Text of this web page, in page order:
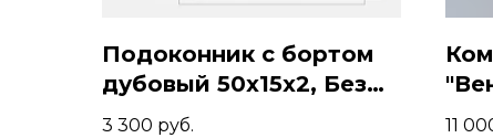
Подоконник с бортом
дубовый 50x15x2, Без
покрытия
3 300 руб. 11